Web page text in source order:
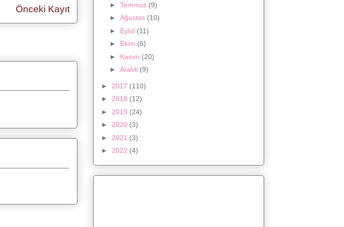
Önceki Kayıt
► Temmuz (9)
► Ağustos (10)
► Eylül (11)
► Ekim (6)
► Kasım (20)
► Aralık (9)
► 2017 (110)
► 2018 (12)
► 2019 (24)
► 2020 (3)
► 2021 (3)
► 2022 (4)